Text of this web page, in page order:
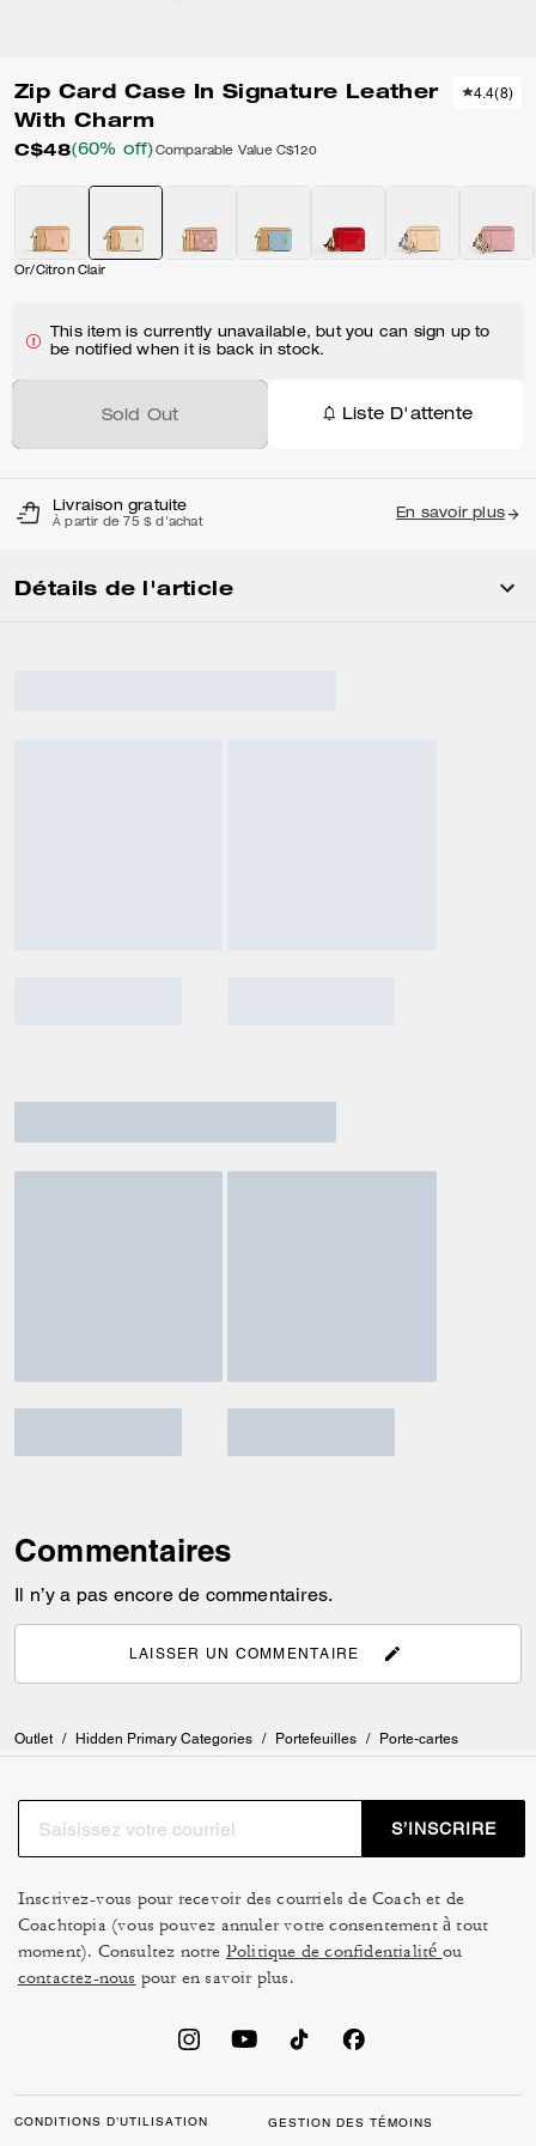
Zip Card Case In Signature Leather
With Charm
C$48(60% off) Comparable Value C$120
4.4(8)
Or/Citron Clair
This item is currently unavailable, but you can sign up to
be notified when it is back in stock.
Sold Out Liste D'attente
Livraison gratuite
À partir de 75 $ d'achat
En savoir plus
Détails de l'article
Commentaires
Il n’y a pas encore de commentaires.
LAISSER UN COMMENTAIRE
Outlet / Hidden Primary Categories / Portefeuilles / Porte-cartes
S’INSCRIRE
Inscrivez-vous pour recevoir des courriels de Coach et de
Coachtopia (vous pouvez annuler votre consentement à tout
moment). Consultez notre Politique de confidentialité ou
contactez-nous pour en savoir plus.
CONDITIONS D’UTILISATION GESTION DES TÉMOINS